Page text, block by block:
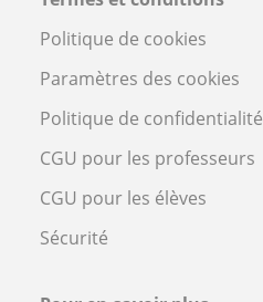
Politique de cookies
Paramètres des cookies
Politique de confidentialité
CGU pour les professeurs
CGU pour les élèves
Sécurité